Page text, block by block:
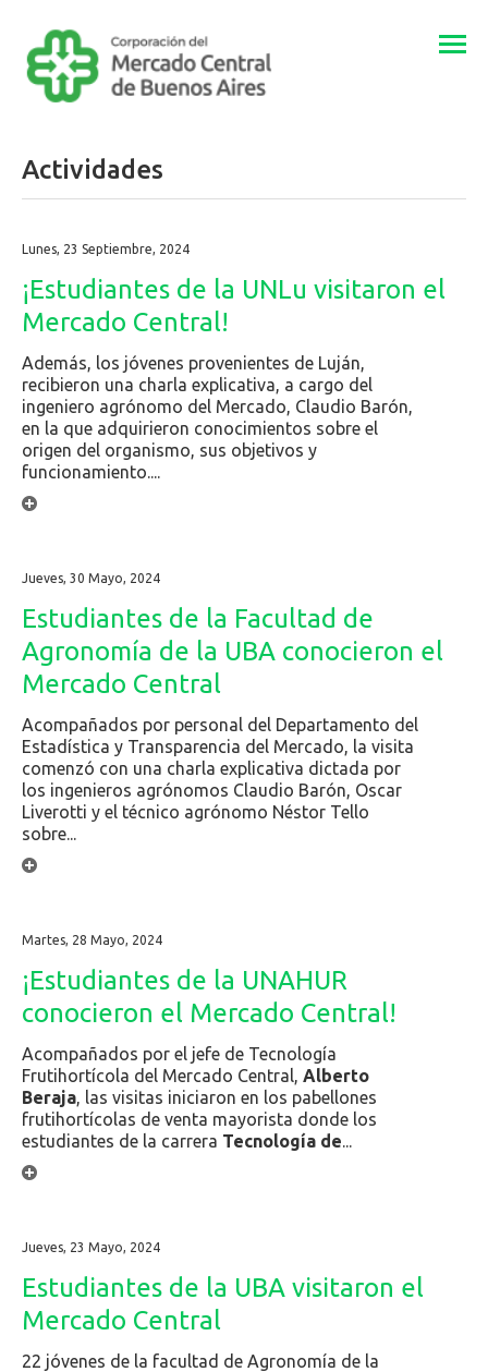
Actividades
Lunes, 23 Septiembre, 2024
¡Estudiantes de la UNLu visitaron el
Mercado Central!
Además, los jóvenes provenientes de Luján,
recibieron una charla explicativa, a cargo del
ingeniero agrónomo del Mercado, Claudio Barón,
en la que adquirieron conocimientos sobre el
origen del organismo, sus objetivos y
funcionamiento....
Jueves, 30 Mayo, 2024
Estudiantes de la Facultad de
Agronomía de la UBA conocieron el
Mercado Central
Acompañados por personal del Departamento del
Estadística y Transparencia del Mercado, la visita
comenzó con una charla explicativa dictada por
los ingenieros agrónomos Claudio Barón, Oscar
Liverotti y el técnico agrónomo Néstor Tello
sobre...
Martes, 28 Mayo, 2024
¡Estudiantes de la UNAHUR
conocieron el Mercado Central!
Acompañados por el jefe de Tecnología
Frutihortícola del Mercado Central, Alberto
Beraja, las visitas iniciaron en los pabellones
frutihortícolas de venta mayorista donde los
estudiantes de la carrera Tecnología de...
Jueves, 23 Mayo, 2024
Estudiantes de la UBA visitaron el
Mercado Central
22 jóvenes de la facultad de Agronomía de la